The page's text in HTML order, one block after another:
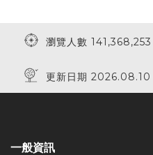
瀏覽人數 141,368,253
更新日期 2026.08.10
一般資訊